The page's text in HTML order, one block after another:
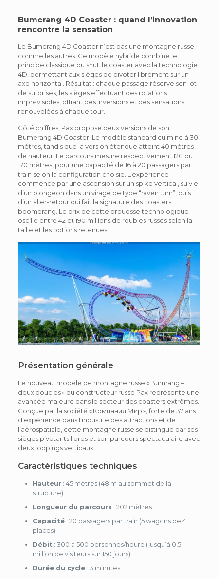
Bumerang 4D Coaster : quand l’innovation
rencontre la sensation
Le Bumerang 4D Coaster n’est pas une montagne russe
comme les autres. Ce modèle hybride combine le
principe classique du shuttle coaster avec la technologie
4D, permettant aux sièges de pivoter librement sur un
axe horizontal. Résultat : chaque passage réserve son lot
de surprises, les sièges effectuant des rotations
imprévisibles, offrant des inversions et des sensations
renouvelées à chaque tour.
Côté chiffres, Pax propose deux versions de son
Bumerang 4D Coaster. Le modèle standard culmine à 30
mètres, tandis que la version étendue atteint 40 mètres
de hauteur. Le parcours mesure respectivement 120 ou
170 mètres, pour une capacité de 16 à 20 passagers par
train selon la configuration choisie. L’expérience
commence par une ascension sur un spike vertical, suivie
d’un plongeon dans un virage de type “raven turn”, puis
d’un aller-retour qui fait la signature des coasters
boomerang. Le prix de cette prouesse technologique
oscille entre 42 et 190 millions de roubles russes selon la
taille et les options retenues.
Présentation générale
Le nouveau modèle de montagne russe « Bumrang –
deux boucles » du constructeur russe Pax représente une
avancée majeure dans le secteur des coasters extrêmes.
Conçue par la société « Компания Мир », forte de 37 ans
d’expérience dans l’industrie des attractions et de
l’aérospatiale, cette montagne russe se distingue par ses
sièges pivotants libres et son parcours spectaculaire avec
deux loopings verticaux.
Caractéristiques techniques
Hauteur: 45 mètres (48 m au sommet de la
structure)
Longueur du parcours : 202 mètres
Capacité: 20 passagers par train (5 wagons de 4
places)
Débit : 300 à 500 personnes/heure (jusqu’à 0,5
million de visiteurs sur 150 jours)
Durée du cycle: 3 minutes